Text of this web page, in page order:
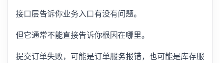
接口层告诉你业务入口有没有问题。
但它通常不能直接告诉你根因在哪里。
提交订单失败，可能是订单服务报错，也可能是库存服